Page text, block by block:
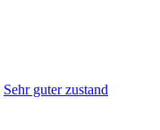
Sehr guter zustand